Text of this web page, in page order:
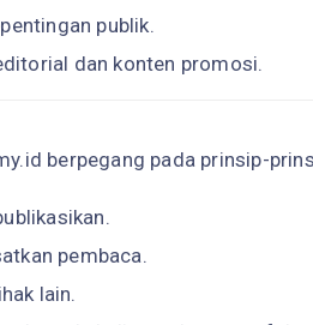
publik.
dan konten promosi.
berpegang pada prinsip-
pembaca.
lain.